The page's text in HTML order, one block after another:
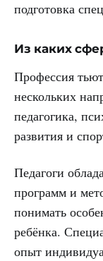
подготовка
Из каких
Профессия
нескольких
педагогика,
развития и
Педагоги
программ и
понимать
ребёнка.
опыт